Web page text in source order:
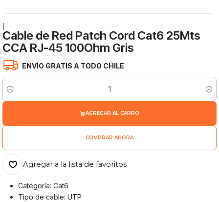
Cable de Red Patch Cord Cat6 25Mts
CCA RJ-45 100Ohm Gris
ENVÍO GRATIS A TODO CHILE
Cantidad
AGREGAR AL CARRO
COMPRAR AHORA
Agregar a la lista de favoritos
Categoría: Cat6
Tipo de cable: UTP